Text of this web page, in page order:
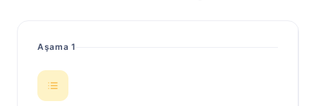
Aşama 1